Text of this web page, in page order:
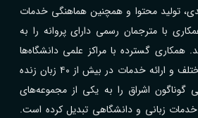
تولید محتوا و همچنین هماهنگی خدمات
با مترجمان رسمی دارای پروانه را به
همکاری گسترده با مراکز علمی دانشگاه‌ها
شرکت‌ها و سازمان‌های مختلف و ارائه خدمات در بیش از ۴۰ زبان زنده
اشراق را به یکی از مجموعه‌های
زبانی و دانشگاهی تبدیل کرده است.